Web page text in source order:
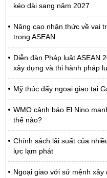
kéo dài sang năm 2027
Nâng cao nhận thức về vai
trong ASEAN
Diễn đàn Pháp luật ASEAN
xây dựng và thi hành pháp
Mỹ thúc đẩy ngoại giao tại
WMO cảnh báo El Nino
thế nào?
Chính sách lãi suất của
lực lạm phát
Ngoại giao với sứ mệnh